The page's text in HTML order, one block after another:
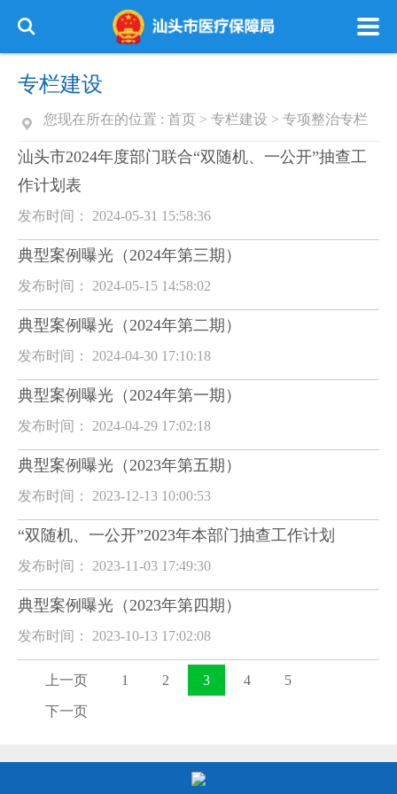
专栏建设
您现在所在的位置 : 首页 > 专栏建设 > 专项整治专栏
汕头市2024年度部门联合“双随机、一公开”抽查工
作计划表
发布时间： 2024-05-31 15:58:36
典型案例曝光（2024年第三期）
发布时间： 2024-05-15 14:58:02
典型案例曝光（2024年第二期）
发布时间： 2024-04-30 17:10:18
典型案例曝光（2024年第一期）
发布时间： 2024-04-29 17:02:18
典型案例曝光（2023年第五期）
发布时间： 2023-12-13 10:00:53
“双随机、一公开”2023年本部门抽查工作计划
发布时间： 2023-11-03 17:49:30
典型案例曝光（2023年第四期）
发布时间： 2023-10-13 17:02:08
上一页 1 2 3 4 5
下一页